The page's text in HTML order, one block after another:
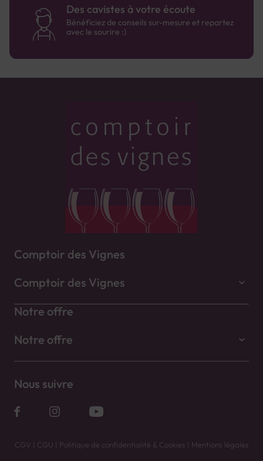
Des cavistes à votre écoute
Bénéficiez de conseils sur-mesure et repartez
avec le sourire :)
Comptoir des Vignes
Comptoir des Vignes
Notre offre
Notre offre
Nous suivre
CGV | CGU | Politique de confidentialité & Cookies | Mentions légales